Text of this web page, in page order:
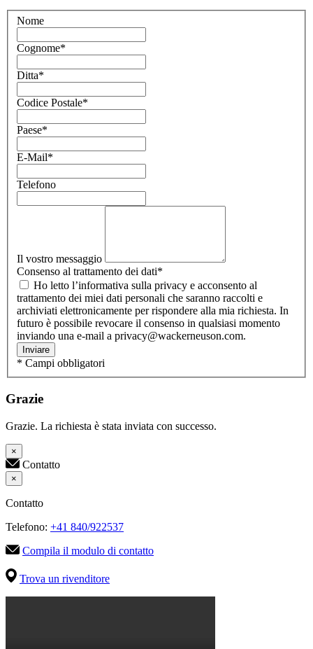
Nome
Cognome*
Ditta*
Codice Postale*
Paese*
E-Mail*
Telefono
Il vostro messaggio
Consenso al trattamento dei dati*
trattamento dei miei dati personali che saranno raccolti e
archiviati elettronicamente per rispondere alla mia richiesta. In
futuro è possibile revocare il consenso in qualsiasi momento
inviando una e-mail a privacy@wackerneuson.com.
Inviare
* Campi obbligatori
Grazie
Grazie. La richiesta è stata inviata con successo.
×
Contatto
×
Contatto
Telefono: +41 840/922537
Compila il modulo di contatto
Trova un rivenditore